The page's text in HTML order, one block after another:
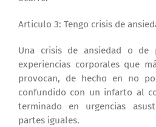
Articulo 3: Tengo crisis de
Una crisis de ansiedad o de
experiencias corporales que
provocan, de hecho en no
confundido con un infarto al
terminado en urgencias
partes iguales.